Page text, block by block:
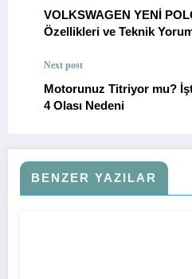
VOLKSWAGEN YENİ
Özellikleri ve Teknik
Next post
Motorunuz Titriyor mu?
4 Olası Nedeni
BENZER YAZILAR